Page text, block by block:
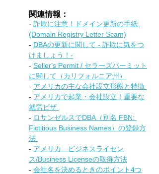
関連情報：
- 詐欺に注意！ドメイン更新の手紙
(Domain Registry Letter Scam)
- DBAの更新に関して - 詐欺に気をつ
けましょう！-
- Seller's Permit / セラーズパーミット
に関して（カリフォルニア州）
- アメリカの主な会社設立形態と特徴
- アメリカで起業・会社設立！重要な
就労ビザ
- ロサンゼルスでDBA（別名 FBN:
Fictitious Business Names）の登録方
法
- アメリカ　ビジネスライセン
ス/Business Licenseの取得方法
- 会社名を決めるときのポイント4つ